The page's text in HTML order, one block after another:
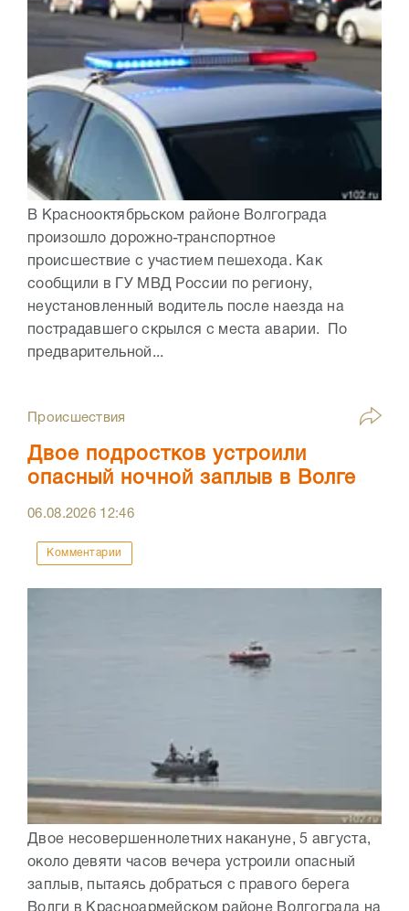
В Краснооктябрьском районе Волгограда
произошло дорожно-транспортное
происшествие с участием пешехода. Как
сообщили в ГУ МВД России по региону,
неустановленный водитель после наезда на
пострадавшего скрылся с места аварии. По
предварительной...
Происшествия
Двое подростков устроили
опасный ночной заплыв в Волге
06.08.2026 12:46
Комментарии
Двое несовершеннолетних накануне, 5 августа,
около девяти часов вечера устроили опасный
заплыв, пытаясь добраться с правого берега
Волги в Красноармейском районе Волгограда на